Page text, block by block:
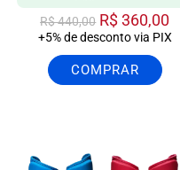
R$440,00 R$360,00
+5% de desconto via PIX
COMPRAR